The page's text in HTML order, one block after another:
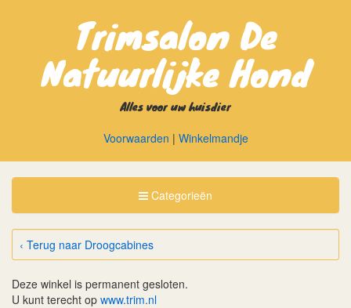
Trimsalon De
Natuurlijke Hond
Alles voor uw huisdier
Voorwaarden | Winkelmandje
Toggle
Categorieën
Categorieën
‹ Terug naar Droogcabines
Deze winkel is permanent gesloten.
U kunt terecht op www.trim.nl